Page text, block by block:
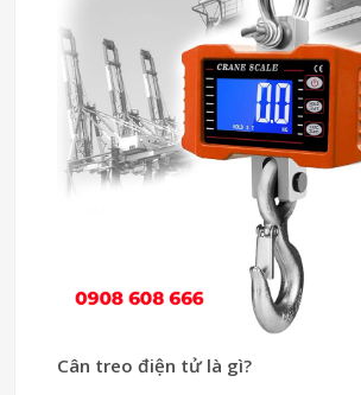
Cân treo điện tử là gì?